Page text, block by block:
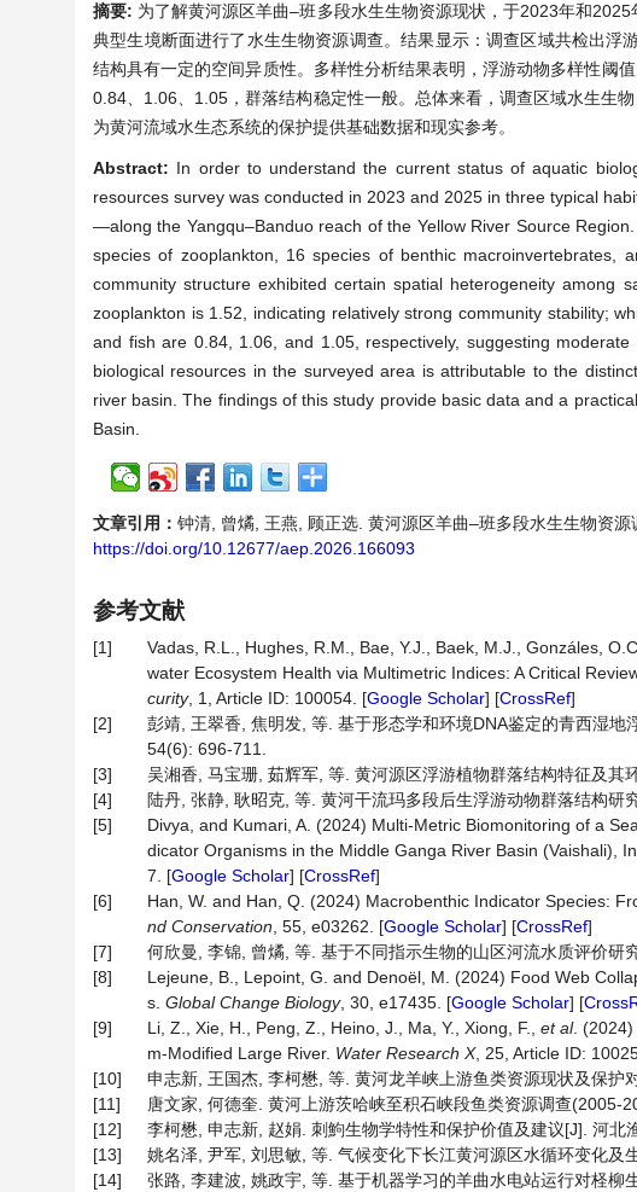
摘要: 为了解黄河源区羊曲–班多段水生生物资源现状，于2023年和
典型生境断面进行了水生生物资源调查。结果显示：调查区域共检出
结构具有一定的空间异质性。多样性分析结果表明，浮游动物多样性阈
0.84、1.06、1.05，群落结构稳定性一般。总体来看，调查区域水生生
为黄河流域水生态系统的保护提供基础数据和现实参考。
Abstract: In order to understand the current status of aquatic
resources survey was conducted in 2023 and 2025 in three typical
—along the Yangqu–Banduo reach of the Yellow River Source
species of zooplankton, 16 species of benthic
community structure exhibited certain spatial heterogeneity among
zooplankton is 1.52, indicating relatively strong community stability;
and fish are 0.84, 1.06, and 1.05, respectively, suggesting
biological resources in the surveyed area is attributable to the
river basin. The findings of this study provide basic data and a
Basin.
文章引用： 钟清, 曾燏, 王燕, 顾正选. 黄河源区羊曲–班多段水生生物资
https://doi.org/10.12677/aep.2026.166093
参考文献
[1] Vadas, R.L., Hughes, R.M., Bae, Y.J., Baek, M.J., Gonzáles,
water Ecosystem Health via Multimetric Indices: A Critical
curity, 1, Article ID: 100054. [Google Scholar] [CrossRef]
[2]
彭靖, 王翠香, 焦明发, 等. 基于形态学和环境DNA鉴定的青西湿
54(6): 696-711.
[3]
吴湘香, 马宝珊, 茹辉军, 等. 黄河源区浮游植物群落结构特征及
[4]
陆丹, 张静, 耿昭克, 等. 黄河干流玛多段后生浮游动物群落结构研
[5]
Divya, and Kumari, A. (2024) Multi-Metric Biomonitoring of a
dicator Organisms in the Middle Ganga River Basin (Vaishali),
7. [Google Scholar] [CrossRef]
[6]
Han, W. and Han, Q. (2024) Macrobenthic Indicator Species:
nd Conservation , 55, e03262. [Google Scholar] [CrossRef]
[7]
何欣曼, 李锦, 曾燏, 等. 基于不同指示生物的山区河流水质评价
[8]
Lejeune, B., Lepoint, G. and Denoël, M. (2024) Food Web
s. Global Change Biology, 30, e17435. [Google Scholar] [
[9]
Li, Z., Xie, H., Peng, Z., Heino, J., Ma, Y., Xiong, F., et al. (2024)
m-Modified Large River. Water Research X, 25, Article ID:
[10]
申志新, 王国杰, 李柯懋, 等. 黄河龙羊峡上游鱼类资源现状及保护
[11]
唐文家, 何德奎. 黄河上游茨哈峡至积石峡段鱼类资源调查(2005-
[12]
李柯懋, 申志新, 赵娟. 刺鮈生物学特性和保护价值及建议[J]. 河北
[13]
姚名泽, 尹军, 刘思敏, 等. 气候变化下长江黄河源区水循环变化及
[14]
张路, 李建波, 姚政宇, 等. 基于机器学习的羊曲水电站运行对柽柳